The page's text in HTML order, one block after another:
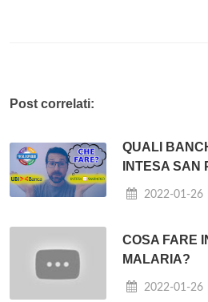
Post correlati:
QUALI
INTESA SAN
2022-01-26
COSA FARE
MALARIA?
2022-01-26